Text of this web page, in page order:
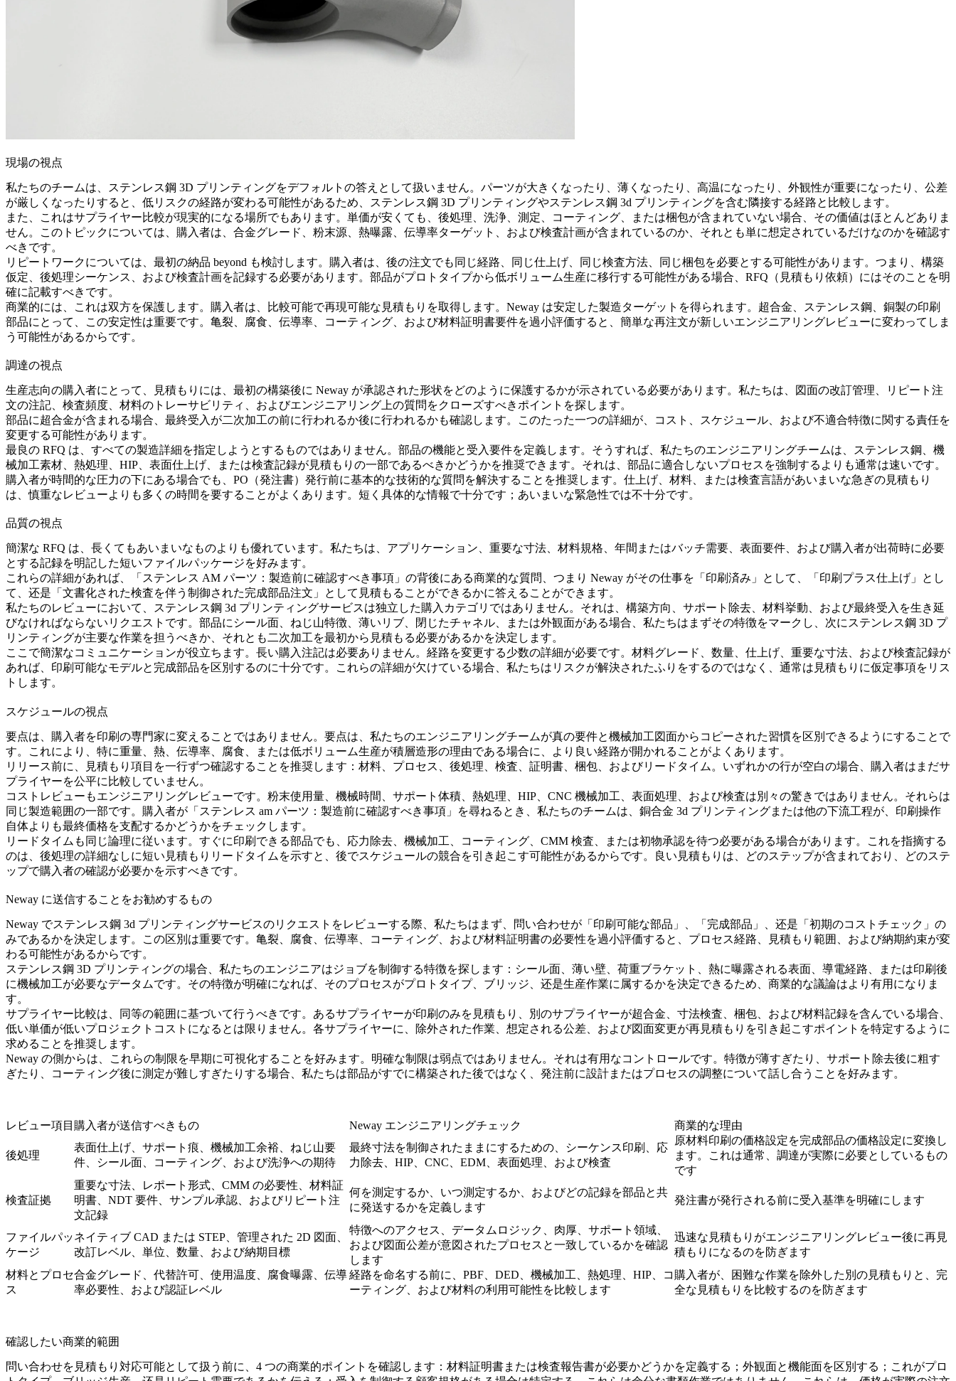
現場の視点
私たちのチームは、ステンレス鋼 3D プリンティングをデフォルトの答えとして扱いません。パーツが大きくなったり、薄くなったり、高温になったり、外観性が重要になったり、公差
が厳しくなったりすると、低リスクの経路が変わる可能性があるため、
ステンレス鋼 3D プリンティングやステンレス鋼 3d プリンティングを含む隣接する経路と比較します。
また、これはサプライヤー比較が現実的になる場所でもあります。単価が安くても、後処理、洗浄、測定、コーティング、または梱包が含まれていない場合、その価値はほとんどありま
せん。このトピックについては、購入者は、合金グレード、粉末源、熱曝露、伝導率ターゲット、および検査計画が含まれているのか、それとも単に想定されているだけなのかを確認す
べきです。
リピートワークについては、最初の納品 beyond も検討します。購入者は、後の注文でも同じ経路、同じ仕上げ、同じ検査方法、同じ梱包を必要とする可能性があります。つまり、構築
仮定、後処理シーケンス、および検査計画を記録する必要があります。部品がプロトタイプから低ボリューム生産に移行する可能性がある場合、RFQ（見積もり依頼）にはそのことを明
確に記載すべきです。
商業的には、これは双方を保護します。購入者は、比較可能で再現可能な見積もりを取得します。Neway は安定した製造ターゲットを得られます。超合金、ステンレス鋼、銅製の印刷
部品にとって、この安定性は重要です。亀裂、腐食、伝導率、コーティング、および材料証明書要件を過小評価すると、簡単な再注文が新しいエンジニアリングレビューに変わってしま
う可能性があるからです。
調達の視点
生産志向の購入者にとって、見積もりには、最初の構築後に Neway が承認された形状をどのように保護するかが示されている必要があります。私たちは、図面の改訂管理、リピート注
文の注記、検査頻度、材料のトレーサビリティ、およびエンジニアリング上の質問をクローズすべきポイントを探します。
部品に超合金が含まれる場合、最終受入が二次加工の前に行われるか後に行われるかも確認します。このたった一つの詳細が、コスト、スケジュール、および不適合特徴に関する責任を
変更する可能性があります。
最良の RFQ は、すべての製造詳細を指定しようとするものではありません。部品の機能と受入要件を定義します。そうすれば、私たちのエンジニアリングチームは、
ステンレス鋼
、機
械加工素材、熱処理、HIP、表面仕上げ、または検査記録が見積もりの一部であるべきかどうかを推奨できます。それは、部品に適合しないプロセスを強制するよりも通常は速いです。
購入者が時間的な圧力の下にある場合でも、PO（発注書）発行前に基本的な技術的な質問を解決することを推奨します。仕上げ、材料、または検査言語があいまいな急ぎの見積もり
は、慎重なレビューよりも多くの時間を要することがよくあります。短く具体的な情報で十分です；あいまいな緊急性では不十分です。
品質の視点
簡潔な RFQ は、長くてもあいまいなものよりも優れています。私たちは、アプリケーション、重要な寸法、材料規格、年間またはバッチ需要、表面要件、および購入者が出荷時に必要
とする記録を明記した短いファイルパッケージを好みます。
これらの詳細があれば、「ステンレス AM パーツ：製造前に確認すべき事項」の背後にある商業的な質問、つまり Neway がその仕事を「印刷済み」として、「印刷プラス仕上げ」とし
て、还是「文書化された検査を伴う制御された完成部品注文」として見積もることができるかに答えることができます。
私たちのレビューにおいて、ステンレス鋼 3d プリンティングサービスは独立した購入カテゴリではありません。それは、構築方向、サポート除去、材料挙動、および最終受入を生き延
びなければならないリクエストです。部品にシール面、ねじ山特徴、薄いリブ、閉じたチャネル、または外観面がある場合、私たちはまずその特徴をマークし、次にステンレス鋼 3D プ
リンティングが主要な作業を担うべきか、それとも二次加工を最初から見積もる必要があるかを決定します。
ここで簡潔なコミュニケーションが役立ちます。長い購入注記は必要ありません。経路を変更する少数の詳細が必要です。材料グレード、数量、仕上げ、重要な寸法、および検査記録が
あれば、印刷可能なモデルと完成部品を区別するのに十分です。これらの詳細が欠けている場合、私たちはリスクが解決されたふりをするのではなく、通常は見積もりに仮定事項をリス
トします。
スケジュールの視点
要点は、購入者を印刷の専門家に変えることではありません。要点は、私たちのエンジニアリングチームが真の要件と機械加工図面からコピーされた習慣を区別できるようにすることで
す。これにより、特に重量、熱、伝導率、腐食、または低ボリューム生産が積層造形の理由である場合に、より良い経路が開かれることがよくあります。
リリース前に、見積もり項目を一行ずつ確認することを推奨します：材料、プロセス、後処理、検査、証明書、梱包、およびリードタイム。いずれかの行が空白の場合、購入者はまだサ
プライヤーを公平に比較していません。
コストレビューもエンジニアリングレビューです。粉末使用量、機械時間、サポート体積、熱処理、HIP、CNC 機械加工、表面処理、および検査は別々の驚きではありません。それらは
同じ製造範囲の一部です。購入者が「ステンレス am パーツ：製造前に確認すべき事項」を尋ねるとき、私たちのチームは、 銅合金 3d プリンティングまたは他の下流工程が、印刷操作
自体よりも最終価格を支配するかどうかをチェックします。
リードタイムも同じ論理に従います。すぐに印刷できる部品でも、応力除去、機械加工、コーティング、CMM 検査、または初物承認を待つ必要がある場合があります。これを指摘する
のは、後処理の詳細なしに短い見積もりリードタイムを示すと、後でスケジュールの競合を引き起こす可能性があるからです。良い見積もりは、どのステップが含まれており、どのステ
ップで購入者の確認が必要かを示すべきです。
Neway に送信することをお勧めするもの
Neway でステンレス鋼 3d プリンティングサービスのリクエストをレビューする際、私たちはまず、問い合わせが「印刷可能な部品」、「完成部品」、还是「初期のコストチェック」の
みであるかを決定します。この区別は重要です。亀裂、腐食、伝導率、コーティング、および材料証明書の必要性を過小評価すると、プロセス経路、見積もり範囲、および納期約束が変
わる可能性があるからです。
ステンレス鋼 3D プリンティングの場合、私たちのエンジニアはジョブを制御する特徴を探します：シール面、薄い壁、荷重ブラケット、熱に曝露される表面、導電経路、または印刷後
に機械加工が必要なデータムです。その特徴が明確になれば、そのプロセスがプロトタイプ、ブリッジ、还是生産作業に属するかを決定できるため、商業的な議論はより有用になりま
す。
サプライヤー比較は、同等の範囲に基づいて行うべきです。あるサプライヤーが印刷のみを見積もり、別のサプライヤーが超合金 、寸法検査、梱包、および材料記録を含んでいる場合、
低い単価が低いプロジェクトコストになるとは限りません。各サプライヤーに、除外された作業、想定される公差、および図面変更が再見積もりを引き起こすポイントを特定するように
求めることを推奨します。
Neway の側からは、これらの制限を早期に可視化することを好みます。明確な制限は弱点ではありません。それは有用なコントロールです。特徴が薄すぎたり、サポート除去後に粗す
ぎたり、コーティング後に測定が難しすぎたりする場合、私たちは部品がすでに構築された後ではなく、発注前に設計またはプロセスの調整について話し合うことを好みます。
レビュー項目 購入者が送信すべきもの Neway エンジニアリングチェック 商業的な理由
後処理
表面仕上げ、サポート痕、機械加工余裕、ねじ山要
件、シール面、コーティング、および洗浄への期待
最終寸法を制御されたままにするための、シーケンス印刷、応
力除去、HIP、CNC、EDM、表面処理、および検査
原材料印刷の価格設定を完成部品の価格設定に変換し
ます。これは通常、調達が実際に必要としているもの
です
検査証拠
重要な寸法、レポート形式、CMM の必要性、材料証
明書、NDT 要件、サンプル承認、およびリピート注
文記録
何を測定するか、いつ測定するか、およびどの記録を部品と共
に発送するかを定義します
発注書が発行される前に受入基準を明確にします
ファイルパッ
ケージ
ネイティブ CAD または STEP、管理された 2D 図面、
改訂レベル、単位、数量、および納期目標
特徴へのアクセス、データムロジック、肉厚、サポート領域、
および図面公差が意図されたプロセスと一致しているかを確認
します
迅速な見積もりがエンジニアリングレビュー後に再見
積もりになるのを防ぎます
材料とプロセ
ス
合金グレード、代替許可、使用温度、腐食曝露、伝導
率必要性、および認証レベル
経路を命名する前に、PBF、DED、機械加工、熱処理、HIP、コ
ーティング、および材料の利用可能性を比較します
購入者が、困難な作業を除外した別の見積もりと、完
全な見積もりを比較するのを防ぎます
確認したい商業的範囲
問い合わせを見積もり対応可能として扱う前に、4 つの商業的ポイントを確認します：材料証明書または検査報告書が必要かどうかを定義する；外観面と機能面を区別する；これがプロ